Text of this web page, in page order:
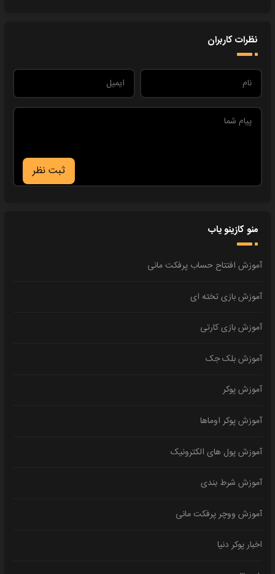
نظرات کاربران
ثبت نظر
منو کازینو یاب
آموزش افتتاح حساب پرفکت مانی
آموزش بازی تخته ای
آموزش بازی کارتی
آموزش بلک جک
آموزش پوکر
آموزش پوکر اوماها
آموزش پول های الکترونیک
آموزش شرط بندی
آموزش ووچر پرفکت مانی
اخبار پوکر دنیا